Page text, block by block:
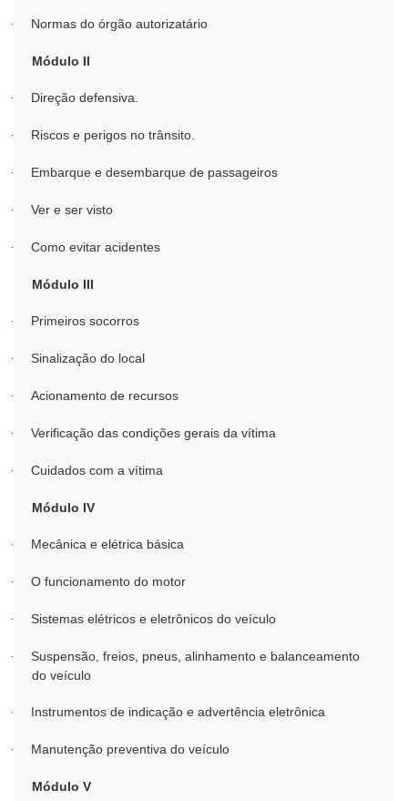
· Normas do órgão autorizatário
Módulo II
· Direção defensiva.
· Riscos e perigos no trânsito.
· Embarque e desembarque de passageiros
· Ver e ser visto
· Como evitar acidentes
Módulo III
· Primeiros socorros
· Sinalização do local
· Acionamento de recursos
· Verificação das condições gerais da vítima
· Cuidados com a vítima
Módulo IV
· Mecânica e elétrica básica
· O funcionamento do motor
· Sistemas elétricos e eletrônicos do veículo
·
Suspensão, freios, pneus, alinhamento e balanceamento
do veículo
· Instrumentos de indicação e advertência eletrônica
· Manutenção preventiva do veículo
Módulo V